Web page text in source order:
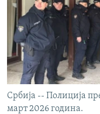
Србија -- Полиција
март 2026 година.